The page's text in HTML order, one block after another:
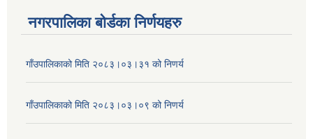
नगरपालिका बोर्डका निर्णयहरु
गाँउपालिकाको मिति २०८३।०३।३१ को निणर्य
गाँउपालिकाको मिति २०८३।०३।०९ को निणर्य